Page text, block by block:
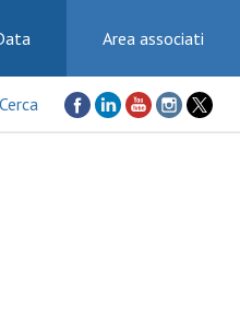
Area associati
Cerca